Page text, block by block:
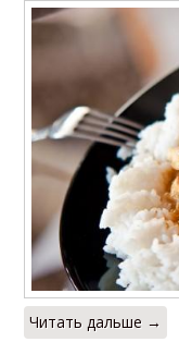
Читать дальше →